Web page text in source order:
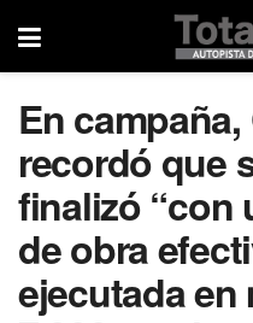
En
recordó que
finalizó “con
de obra
ejecutada en